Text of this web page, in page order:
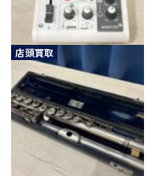
店頭買取